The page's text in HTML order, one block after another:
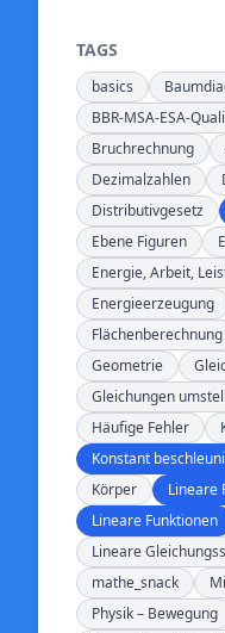
TAGS
basics
BBR-MSA-ESA-Quali
Bruchrechnung
Dezimalzahlen
Distributivgesetz
Ebene Figuren
Energie, Arbeit,
Energieerzeugung
Flächenberechnung
Geometrie
Gleichungen
Häufige Fehler
Konstant
Körper
Lineare
Lineare Funktionen
Lineare
mathe_snack
Physik – Bewegung